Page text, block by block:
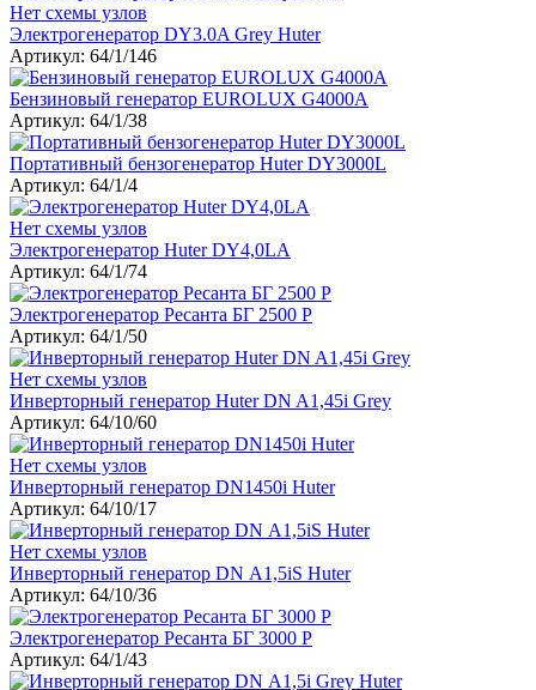
Нет схемы узлов
Электрогенератор DY3.0A Grey Huter
Артикул: 64/1/146
Бензиновый генератор EUROLUX G4000A
Артикул: 64/1/38
Портативный бензогенератор Huter DY3000L
Артикул: 64/1/4
Нет схемы узлов
Электрогенератор Huter DY4,0LA
Артикул: 64/1/74
Электрогенератор Ресанта БГ 2500 Р
Артикул: 64/1/50
Нет схемы узлов
Инверторный генератор Huter DN A1,45i Grey
Артикул: 64/10/60
Нет схемы узлов
Инверторный генератор DN1450i Huter
Артикул: 64/10/17
Нет схемы узлов
Инверторный генератор DN А1,5iS Huter
Артикул: 64/10/36
Электрогенератор Ресанта БГ 3000 Р
Артикул: 64/1/43